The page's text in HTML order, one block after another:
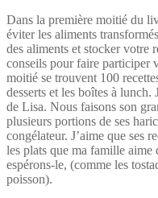
Dans la première moitié du
éviter les aliments
des aliments et stocker votre
conseils pour faire participer
moitié se trouvent 100
desserts et les boîtes à lunch.
de Lisa. Nous faisons son
plusieurs portions de ses
congélateur. J’aime que ses
les plats que ma famille aime
espérons-le, (comme les
poisson).